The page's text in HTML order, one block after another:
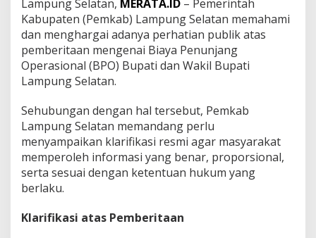
L
a
m
u
n
e
a
t
a
n
Lampung Selatan, MERATA.ID – Pemerintah
Kabupaten (Pemkab) Lampung Selatan memahami
dan menghargai adanya perhatian publik atas
pemberitaan mengenai Biaya Penunjang
Operasional (BPO) Bupati dan Wakil Bupati
Lampung Selatan.
Sehubungan dengan hal tersebut, Pemkab
Lampung Selatan memandang perlu
menyampaikan klarifikasi resmi agar masyarakat
memperoleh informasi yang benar, proporsional,
serta sesuai dengan ketentuan hukum yang
berlaku.
Klarifikasi atas Pemberitaan